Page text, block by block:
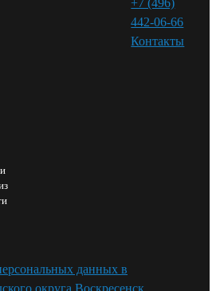
442-06-66
Контакты⁠
данных в
округа Воскресенск